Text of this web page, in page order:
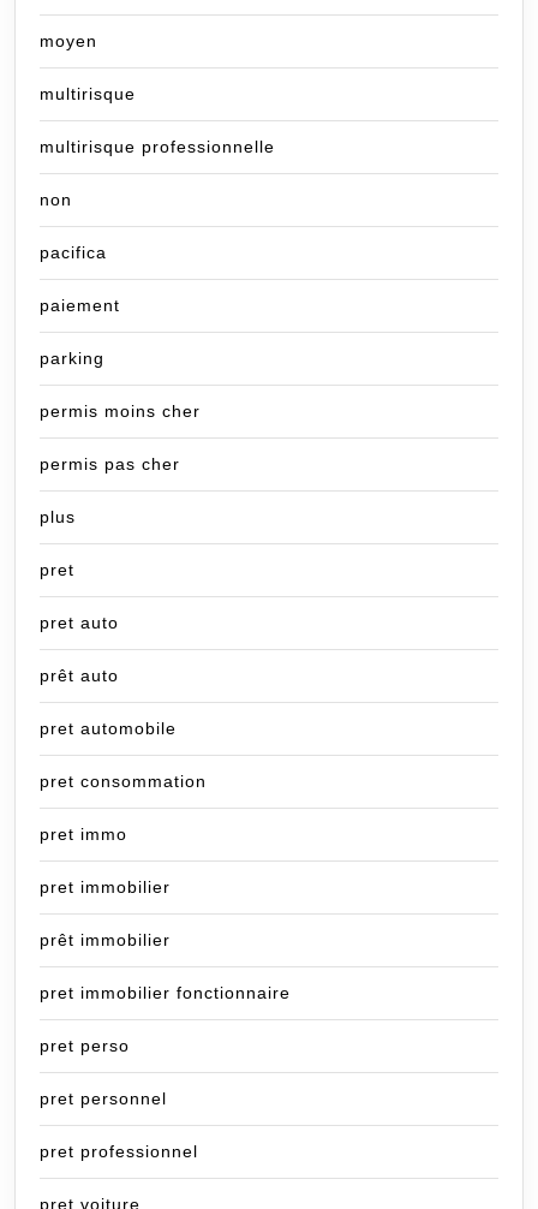
moyen
multirisque
multirisque professionnelle
non
pacifica
paiement
parking
permis moins cher
permis pas cher
plus
pret
pret auto
prêt auto
pret automobile
pret consommation
pret immo
pret immobilier
prêt immobilier
pret immobilier fonctionnaire
pret perso
pret personnel
pret professionnel
pret voiture